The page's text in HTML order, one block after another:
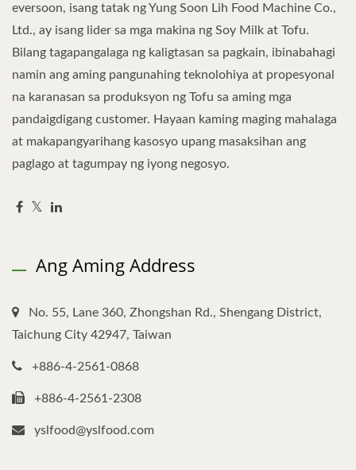
eversoon, isang tatak ng Yung Soon Lih Food Machine Co.,
Ltd., ay isang lider sa mga makina ng Soy Milk at Tofu.
Bilang tagapangalaga ng kaligtasan sa pagkain, ibinabahagi
namin ang aming pangunahing teknolohiya at propesyonal
na karanasan sa produksyon ng Tofu sa aming mga
pandaigdigang customer. Hayaan kaming maging mahalaga
at makapangyarihang kasosyo upang masaksihan ang
paglago at tagumpay ng iyong negosyo.
Ang Aming Address
No. 55, Lane 360, Zhongshan Rd., Shengang District,
Taichung City 42947, Taiwan
+886-4-2561-0868
+886-4-2561-2308
yslfood@yslfood.com